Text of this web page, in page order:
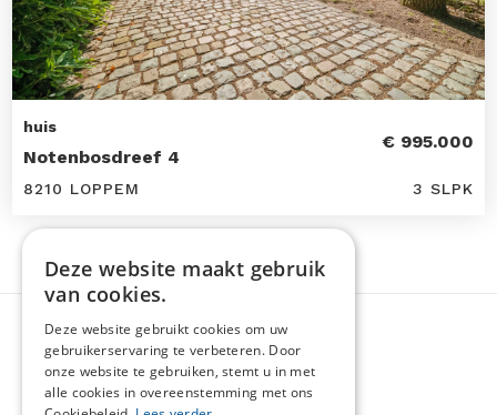
huis
Notenbosdreef 4
€ 995.000
8210 LOPPEM 3 SLPK
Deze website maakt gebruik
van cookies.
Deze website gebruikt cookies om uw
gebruikerservaring te verbeteren. Door
onze website te gebruiken, stemt u in met
alle cookies in overeenstemming met ons